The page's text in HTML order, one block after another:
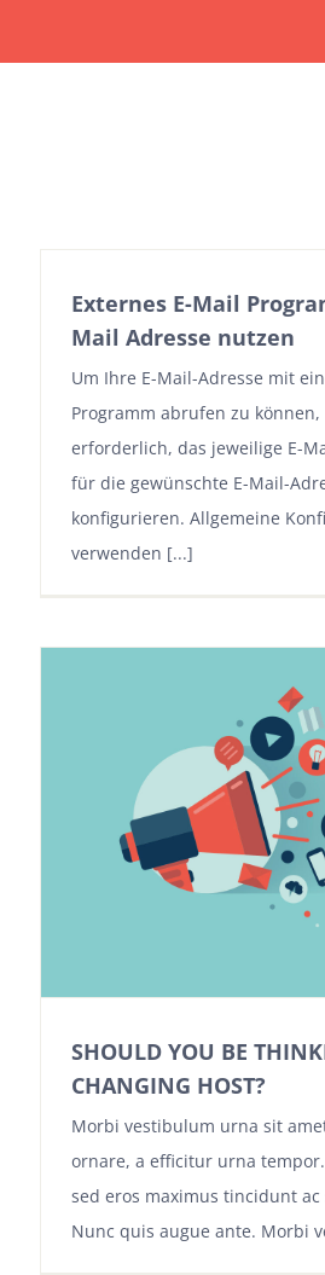
Externes E-Mail
Mail Adresse nutzen
Um Ihre E-Mail-Adresse mit
Programm abrufen zu
erforderlich, das jeweilige E-
für die gewünschte E-Mail-
konfigurieren. Allgemeine
verwenden [...]
SHOULD YOU BE
CHANGING HOST?
Morbi vestibulum urna sit
ornare, a efficitur urna
sed eros maximus tincidunt
Nunc quis augue ante. Morbi